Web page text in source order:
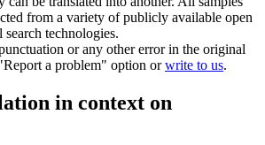
from a variety of publicly available open
technologies.
or any other error in the original
a problem" option orwrite to us.
in context on